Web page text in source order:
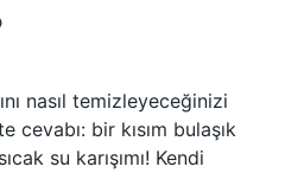
nasıl temizleyeceğinizi
cevabı: bir kısım bulaşık
su karışımı! Kendi